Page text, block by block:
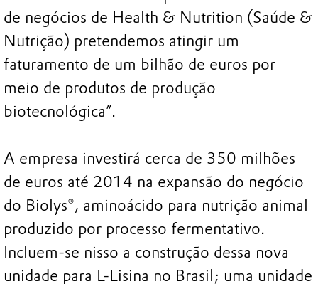
de negócios de Health & Nutrition (Saúde &
Nutrição) pretendemos atingir um
faturamento de um bilhão de euros por
meio de produtos de produção
biotecnológica”.
A empresa investirá cerca de 350 milhões
de euros até 2014 na expansão do negócio
do Biolys®, aminoácido para nutrição animal
produzido por processo fermentativo.
Incluem-se nisso a construção dessa nova
unidade para L-Lisina no Brasil; uma unidade